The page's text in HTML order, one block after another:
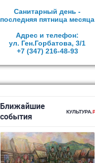
Санитарный день -
последняя пятница месяца
Адрес и телефон:
ул. Ген.Горбатова, 3/1
+7 (347) 216-48-93